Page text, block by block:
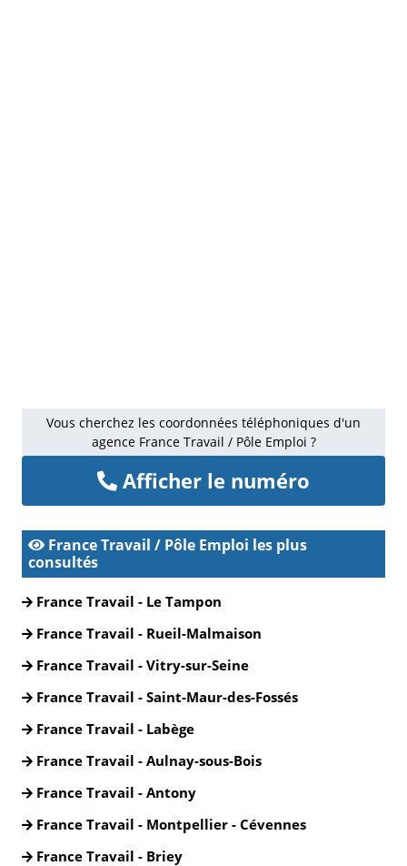
Vous cherchez les coordonnées téléphoniques d'un
agence France Travail / Pôle Emploi ?
Afficher le numéro
France Travail / Pôle Emploi les plus
consultés
France Travail - Le Tampon
France Travail - Rueil-Malmaison
France Travail - Vitry-sur-Seine
France Travail - Saint-Maur-des-Fossés
France Travail - Labège
France Travail - Aulnay-sous-Bois
France Travail - Antony
France Travail - Montpellier - Cévennes
France Travail - Briey